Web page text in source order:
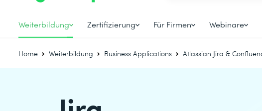
Weiterbildung Zertifizierung Für Firmen Webinare
Home Weiterbildung Business Applications Atlassian Jira &